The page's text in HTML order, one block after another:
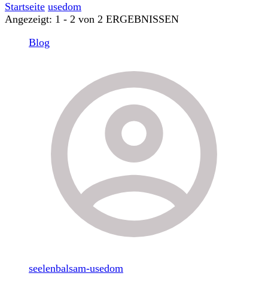
Startseite usedom
Angezeigt: 1 - 2 von 2 ERGEBNISSEN
Blog
seelenbalsam-usedom